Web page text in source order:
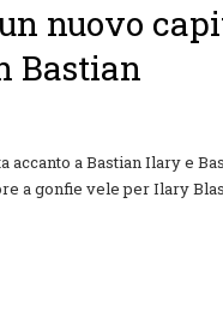
nuovo
Bastian
accanto a Bastian Ilary e
a gonfie vele per Ilary